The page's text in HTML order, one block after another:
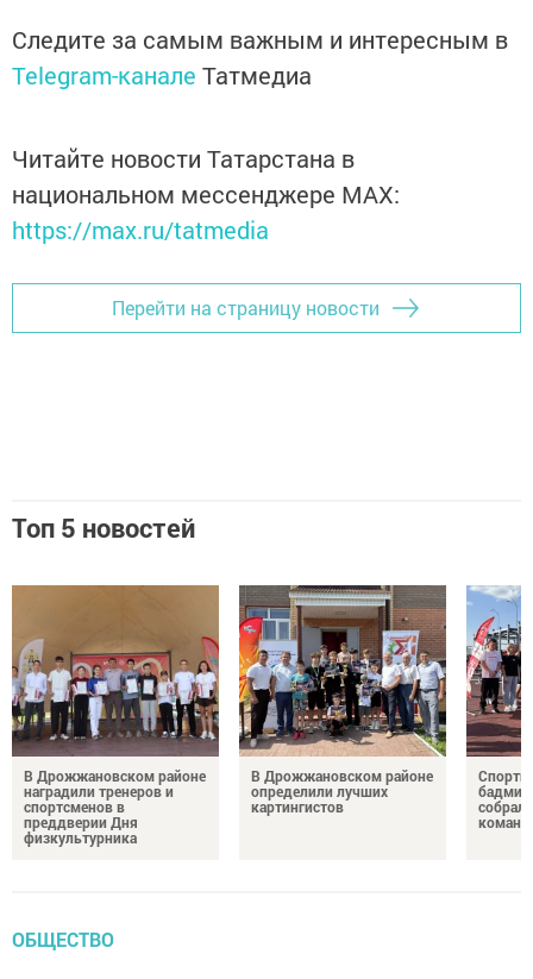
Следите за самым важным и интересным в
Telegram-канале Татмедиа
Читайте новости Татарстана в
национальном мессенджере MАХ:
https://max.ru/tatmedia
Перейти на страницу новости
Топ 5 новостей
В Дрожжановском районе
наградили тренеров и
спортсменов в
преддверии Дня
физкультурника
В Дрожжановском районе
определили лучших
картингистов
ОБЩЕСТВО